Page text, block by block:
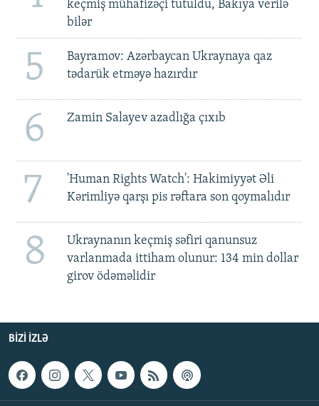
keçmiş mühafizəçi tutuldu, Bakıya verilə
bilər
5
Bayramov: Azərbaycan Ukraynaya qaz
tədarük etməyə hazırdır
6 Zamin Salayev azadlığa çıxıb
7
'Human Rights Watch': Hakimiyyət Əli
Kərimliyə qarşı pis rəftara son qoymalıdır
8
Ukraynanın keçmiş səfiri qanunsuz
varlanmada ittiham olunur: 134 min dollar
girov ödəməlidir
BIZI IZLƏ